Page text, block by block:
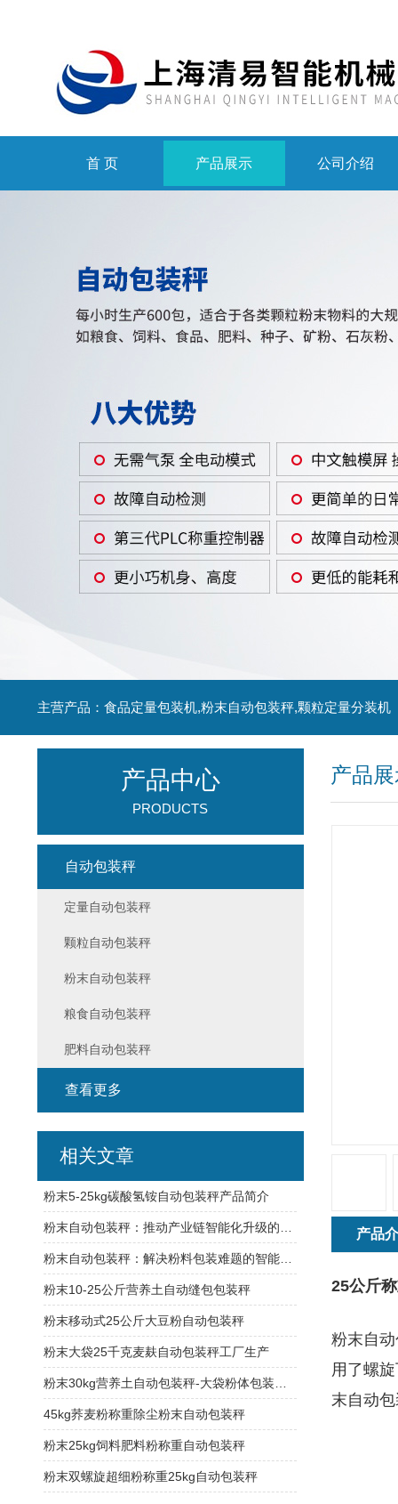
首 页 产品展示 公司介绍
主营产品：食品定量包装机,粉末自动包装秤,颗粒定量分装机
产品
产品
25公斤
粉末自
用了螺
末自动
产品中心
PRODUCTS
自动包装秤
定量自动包装秤
颗粒自动包装秤
粉末自动包装秤
粮食自动包装秤
肥料自动包装秤
查看更多
相关文章
粉末5-25kg碳酸氢铵自动包装秤产品简介
粉末10-25公斤营养土自动缝包包装秤
粉末移动式25公斤大豆粉自动包装秤
粉末大袋25千克麦麸自动包装秤工厂生产
45kg荞麦粉称重除尘粉末自动包装秤
粉末25kg饲料肥料粉称重自动包装秤
粉末双螺旋超细粉称重25kg自动包装秤